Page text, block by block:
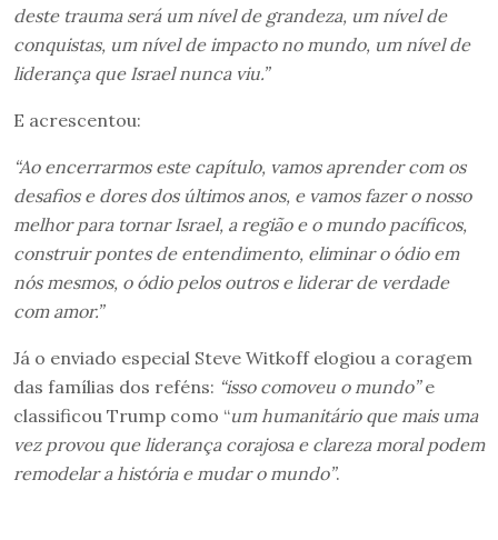
deste trauma será um nível de grandeza, um nível de
conquistas, um nível de impacto no mundo, um nível de
liderança que Israel nunca viu.”
E acrescentou:
“Ao encerrarmos este capítulo, vamos aprender com os
desafios e dores dos últimos anos, e vamos fazer o nosso
melhor para tornar Israel, a região e o mundo pacíficos,
construir pontes de entendimento, eliminar o ódio em
nós mesmos, o ódio pelos outros e liderar de verdade
com amor.”
Já o enviado especial Steve Witkoff elogiou a coragem
das famílias dos reféns: “isso comoveu o mundo”e
classificou Trump como “um humanitário que mais uma
vez provou que liderança corajosa e clareza moral podem
remodelar a história e mudar o mundo”.